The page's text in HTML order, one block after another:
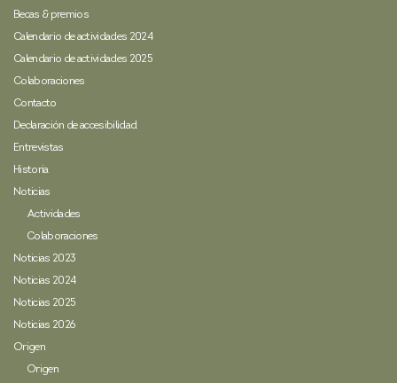
Becas & premios
Calendario de actividades 2024
Calendario de actividades 2025
Colaboraciones
Contacto
Declaración de accesibilidad
Entrevistas
Historia
Noticias
Actividades
Colaboraciones
Noticias 2023
Noticias 2024
Noticias 2025
Noticias 2026
Origen
Origen